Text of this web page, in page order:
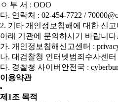
ㅇ 부 서 : OOO
다. 연락처 : 02-454-7722 /
2. 기타 개인정보침해에 대한 신
아래 기관에 문의하시기 바랍니다.
가. 개인정보침해신고센터 :
나. 대검찰청 인터넷범죄수사센터
다. 경찰청 사이버안전국 :
이용약관
제1조 목적